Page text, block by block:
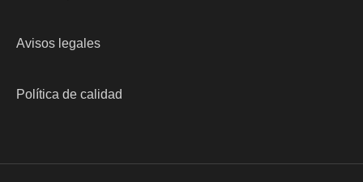
Avisos legales
Política de calidad